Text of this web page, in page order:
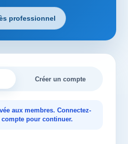
professionnel
Créer un compte
aux membres. Connectez-
pour continuer.